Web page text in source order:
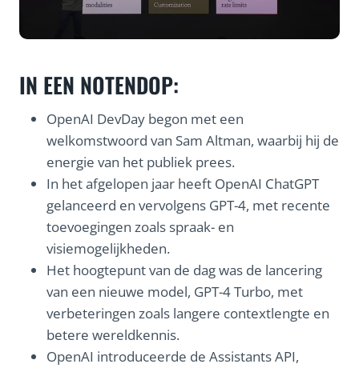
IN EEN NOTENDOP:
OpenAI DevDay begon met een
welkomstwoord van Sam Altman, waarbij hij de
energie van het publiek prees.
In het afgelopen jaar heeft OpenAI ChatGPT
gelanceerd en vervolgens GPT-4, met recente
toevoegingen zoals spraak- en
visiemogelijkheden.
Het hoogtepunt van de dag was de lancering
van een nieuwe model, GPT-4 Turbo, met
verbeteringen zoals langere contextlengte en
betere wereldkennis.
OpenAI introduceerde de Assistants API,